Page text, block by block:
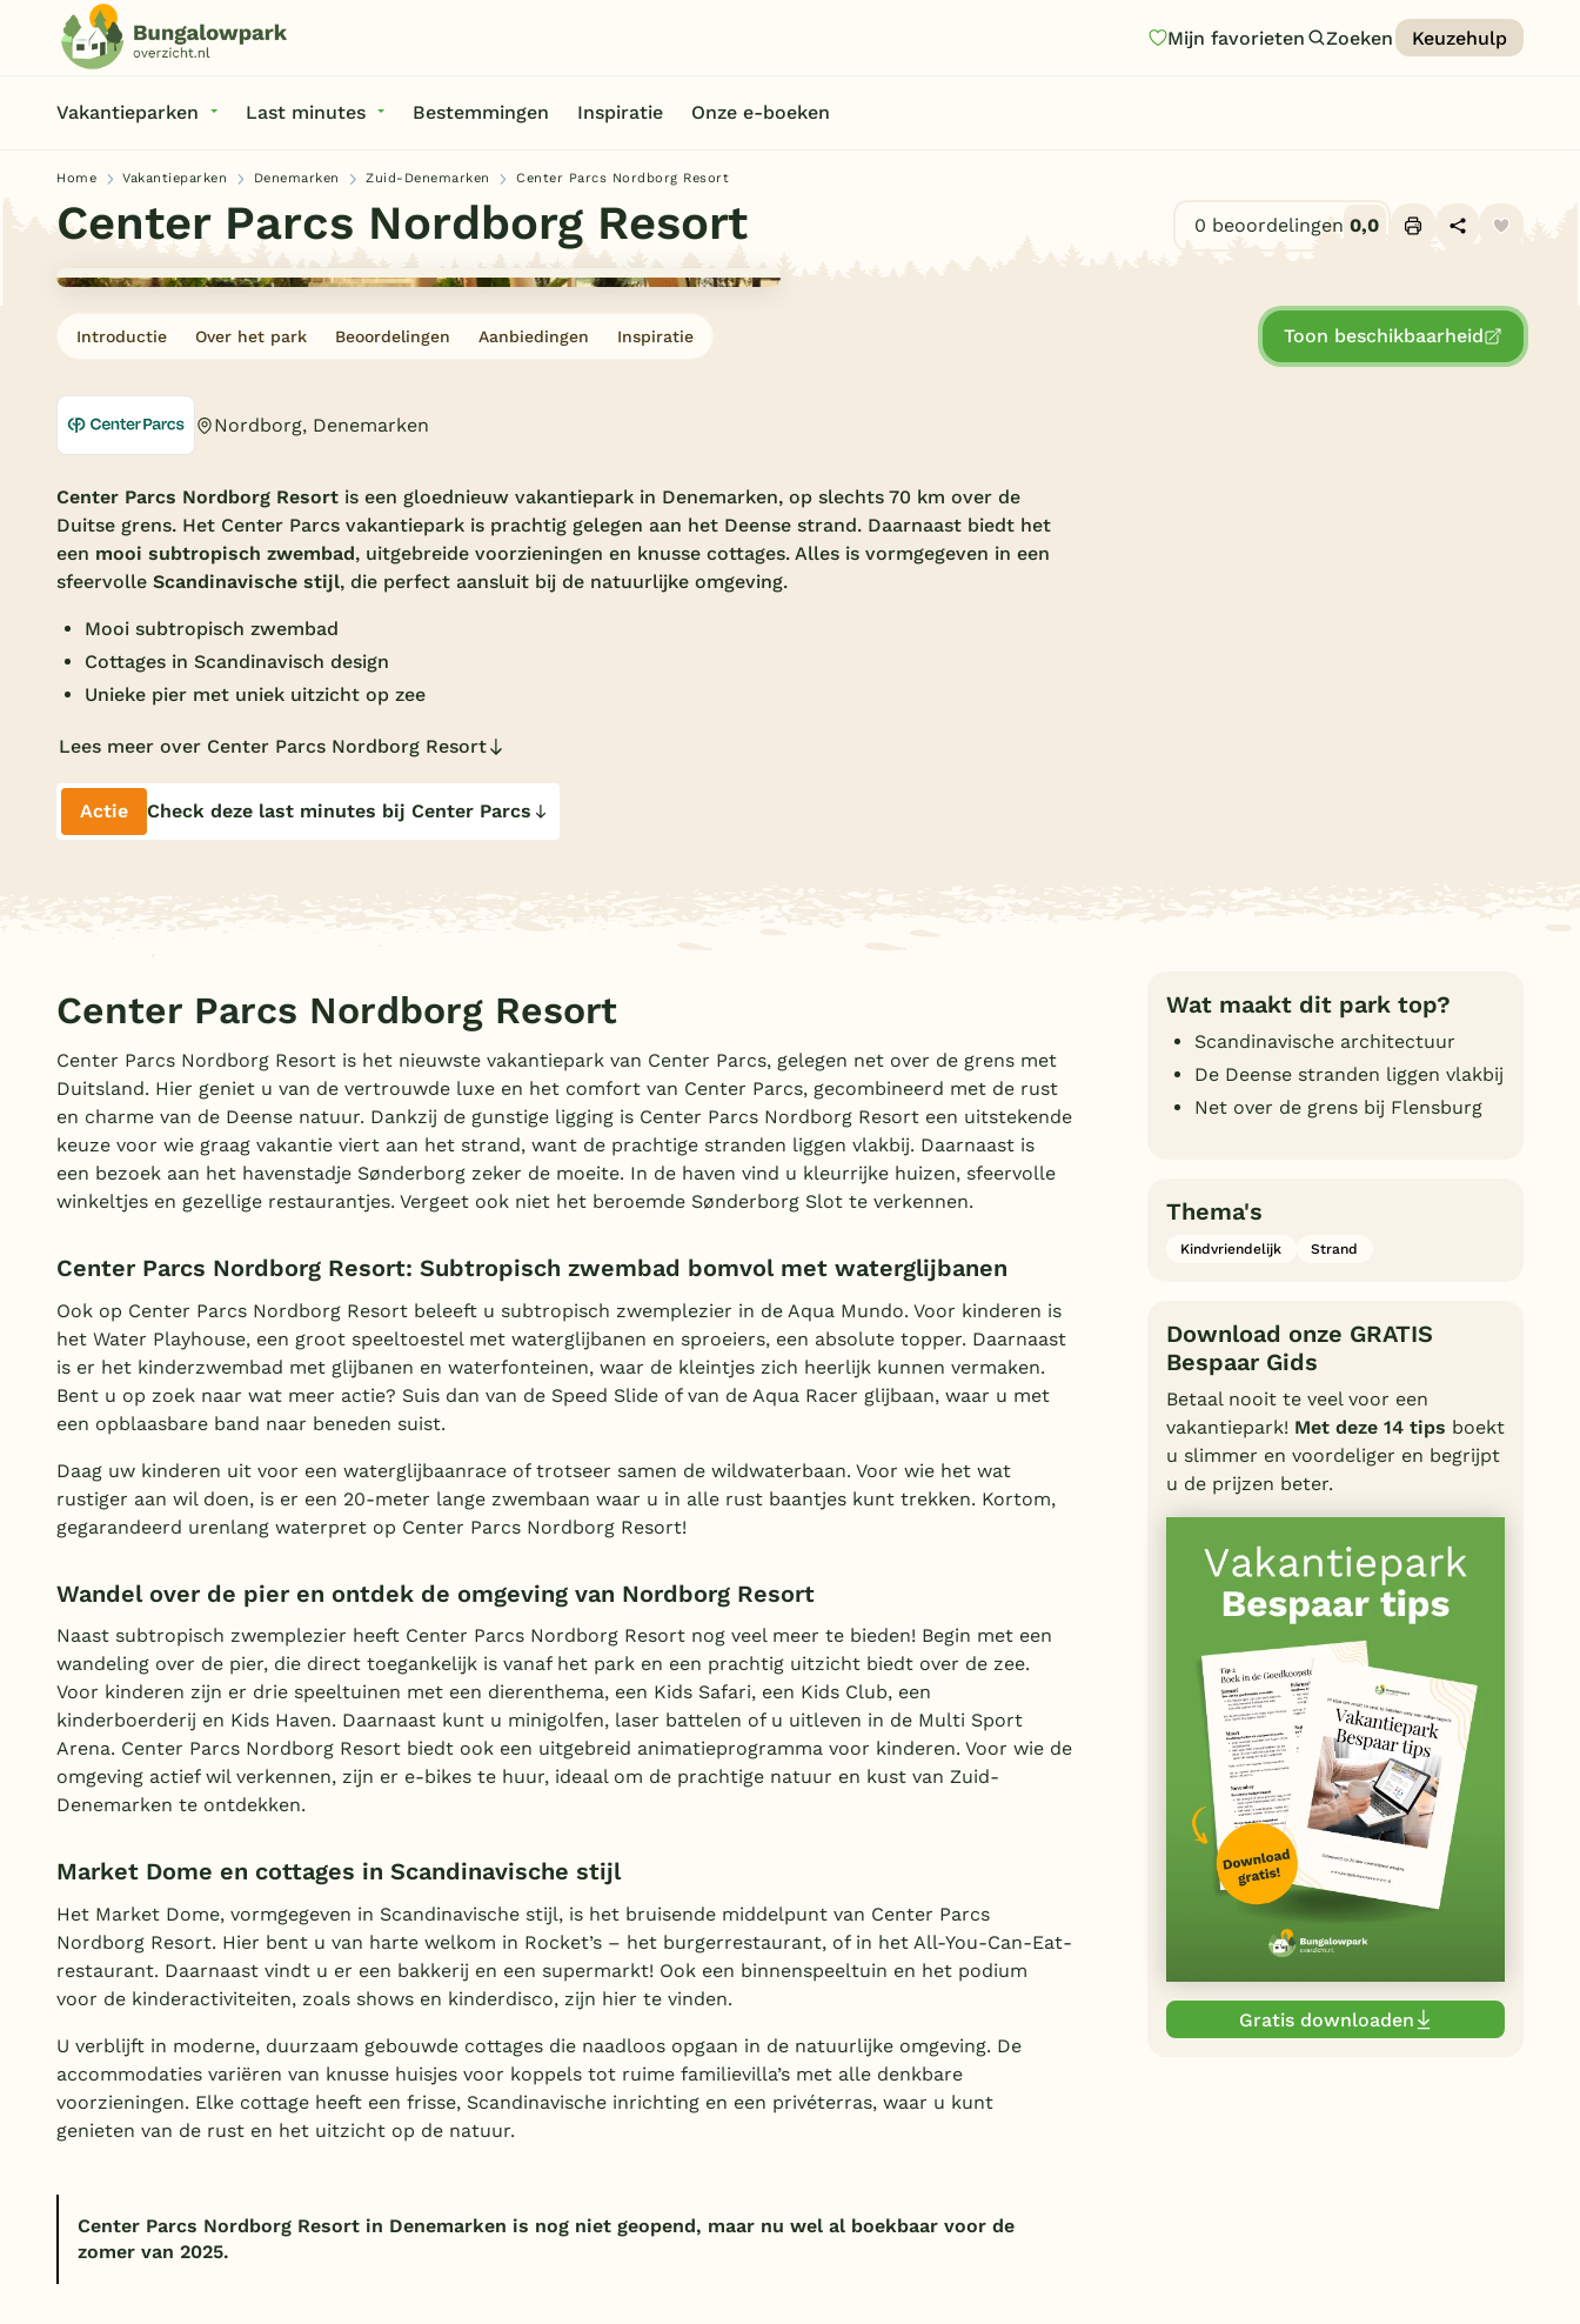
Mijn favorieten Zoeken Keuzehulp
Vakantieparken Last minutes Bestemmingen Inspiratie Onze e-boeken
Limburg
Duitsland
Onze e-boeken
Home Vakantieparken Denemarken Zuid-Denemarken Center Parcs Nordborg Resort
Center Parcs Nordborg Resort 0 beoordelingen 0,0
Introductie Over het park Beoordelingen Aanbiedingen Inspiratie Toon beschikbaarheid
Nordborg, Denemarken
Center Parcs Nordborg Resort is een gloednieuw vakantiepark in Denemarken, op slechts 70 km over de
Duitse grens. Het Center Parcs vakantiepark is prachtig gelegen aan het Deense strand. Daarnaast biedt het
een mooi subtropisch zwembad, uitgebreide voorzieningen en knusse cottages. Alles is vormgegeven in een
sfeervolle Scandinavische stijl, die perfect aansluit bij de natuurlijke omgeving.
Mooi subtropisch zwembad
Cottages in Scandinavisch design
Unieke pier met uniek uitzicht op zee
Lees meer over Center Parcs Nordborg Resort
Actie Check deze last minutes bij Center Parcs
Center Parcs Nordborg Resort
Center Parcs Nordborg Resort is het nieuwste vakantiepark van Center Parcs, gelegen net over de grens met
Duitsland. Hier geniet u van de vertrouwde luxe en het comfort van Center Parcs, gecombineerd met de rust
en charme van de Deense natuur. Dankzij de gunstige ligging is Center Parcs Nordborg Resort een uitstekende
keuze voor wie graag vakantie viert aan het strand, want de prachtige stranden liggen vlakbij. Daarnaast is
een bezoek aan het havenstadje Sønderborg zeker de moeite. In de haven vind u kleurrijke huizen, sfeervolle
winkeltjes en gezellige restaurantjes. Vergeet ook niet het beroemde Sønderborg Slot te verkennen.
Center Parcs Nordborg Resort: Subtropisch zwembad bomvol met waterglijbanen
Ook op Center Parcs Nordborg Resort beleeft u subtropisch zwemplezier in de Aqua Mundo. Voor kinderen is
het Water Playhouse, een groot speeltoestel met waterglijbanen en sproeiers, een absolute topper. Daarnaast
is er het kinderzwembad met glijbanen en waterfonteinen, waar de kleintjes zich heerlijk kunnen vermaken.
Bent u op zoek naar wat meer actie? Suis dan van de Speed Slide of van de Aqua Racer glijbaan, waar u met
een opblaasbare band naar beneden suist.
Daag uw kinderen uit voor een waterglijbaanrace of trotseer samen de wildwaterbaan. Voor wie het wat
rustiger aan wil doen, is er een 20-meter lange zwembaan waar u in alle rust baantjes kunt trekken. Kortom,
gegarandeerd urenlang waterpret op Center Parcs Nordborg Resort!
Wandel over de pier en ontdek de omgeving van Nordborg Resort
Naast subtropisch zwemplezier heeft Center Parcs Nordborg Resort nog veel meer te bieden! Begin met een
wandeling over de pier, die direct toegankelijk is vanaf het park en een prachtig uitzicht biedt over de zee.
Voor kinderen zijn er drie speeltuinen met een dierenthema, een Kids Safari, een Kids Club, een
kinderboerderij en Kids Haven. Daarnaast kunt u minigolfen, laser battelen of u uitleven in de Multi Sport
Arena. Center Parcs Nordborg Resort biedt ook een uitgebreid animatieprogramma voor kinderen. Voor wie de
omgeving actief wil verkennen, zijn er e-bikes te huur, ideaal om de prachtige natuur en kust van Zuid-
Denemarken te ontdekken.
Market Dome en cottages in Scandinavische stijl
Het Market Dome, vormgegeven in Scandinavische stijl, is het bruisende middelpunt van Center Parcs
Nordborg Resort. Hier bent u van harte welkom in Rocket’s – het burgerrestaurant, of in het All-You-Can-Eat-
restaurant. Daarnaast vindt u er een bakkerij en een supermarkt! Ook een binnenspeeltuin en het podium
voor de kinderactiviteiten, zoals shows en kinderdisco, zijn hier te vinden.
U verblijft in moderne, duurzaam gebouwde cottages die naadloos opgaan in de natuurlijke omgeving. De
accommodaties variëren van knusse huisjes voor koppels tot ruime familievilla’s met alle denkbare
voorzieningen. Elke cottage heeft een frisse, Scandinavische inrichting en een privéterras, waar u kunt
genieten van de rust en het uitzicht op de natuur.
Center Parcs Nordborg Resort in Denemarken is nog niet geopend, maar nu wel al boekbaar voor de
zomer van 2025.
Wat maakt dit park top?
Scandinavische architectuur
De Deense stranden liggen vlakbij
Net over de grens bij Flensburg
Thema's
Kindvriendelijk Strand
Download onze GRATIS
Bespaar Gids
Betaal nooit te veel voor een
vakantiepark! Met deze 14 tips boekt
u slimmer en voordeliger en begrijpt
u de prijzen beter.
Gratis downloaden